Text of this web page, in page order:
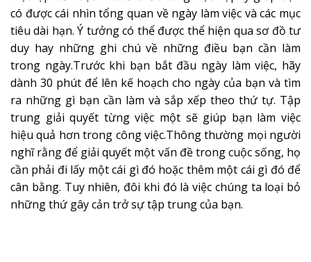
có được cái nhìn tổng quan về ngày làm việc và các mục
tiêu dài hạn. Ý tưởng có thể được thể hiện qua sơ đồ tư
duy hay những ghi chú về những điều bạn cần làm
trong ngày.Trước khi bạn bắt đầu ngày làm việc, hãy
dành 30 phút để lên kế hoạch cho ngày của bạn và tìm
ra những gì bạn cần làm và sắp xếp theo thứ tự. Tập
trung giải quyết từng việc một sẽ giúp bạn làm việc
hiệu quả hơn trong công việc.Thông thường mọi người
nghĩ rằng để giải quyết một vấn đề trong cuộc sống, họ
cần phải đi lấy một cái gì đó hoặc thêm một cái gì đó để
cân bằng. Tuy nhiên, đôi khi đó là việc chúng ta loại bỏ
những thứ gây cản trở sự tập trung của bạn.